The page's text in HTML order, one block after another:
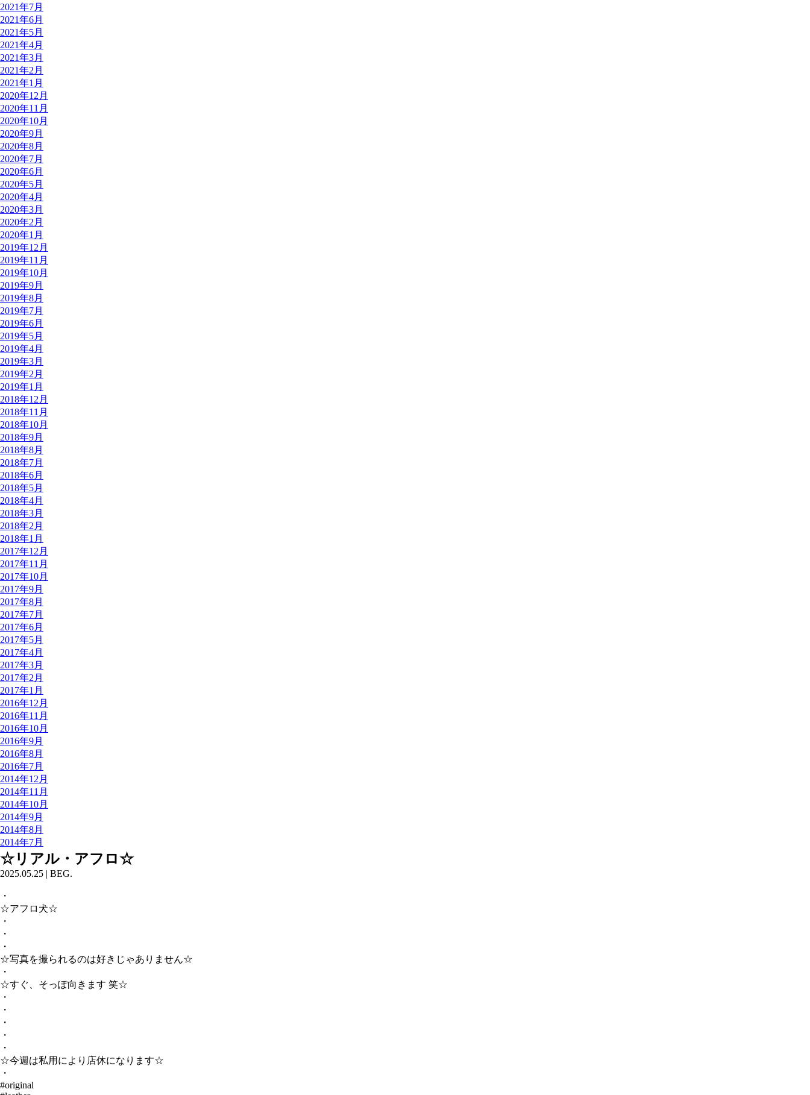
2021年7月
2021年6月
2021年5月
2021年4月
2021年3月
2021年2月
2021年1月
2020年12月
2020年11月
2020年10月
2020年9月
2020年8月
2020年7月
2020年6月
2020年5月
2020年4月
2020年3月
2020年2月
2020年1月
2019年12月
2019年11月
2019年10月
2019年9月
2019年8月
2019年7月
2019年6月
2019年5月
2019年4月
2019年3月
2019年2月
2019年1月
2018年12月
2018年11月
2018年10月
2018年9月
2018年8月
2018年7月
2018年6月
2018年5月
2018年4月
2018年3月
2018年2月
2018年1月
2017年12月
2017年11月
2017年10月
2017年9月
2017年8月
2017年7月
2017年6月
2017年5月
2017年4月
2017年3月
2017年2月
2017年1月
2016年12月
2016年11月
2016年10月
2016年9月
2016年8月
2016年7月
2014年12月
2014年11月
2014年10月
2014年9月
2014年8月
2014年7月
☆リアル・アフロ☆
2025.05.25 | BEG.
・
☆アフロ犬☆
・
・
・
☆写真を撮られるのは好きじゃありません☆
・
☆すぐ、そっぽ向きます 笑☆
・
・
・
・
・
☆今週は私用により店休になります☆
・
#original